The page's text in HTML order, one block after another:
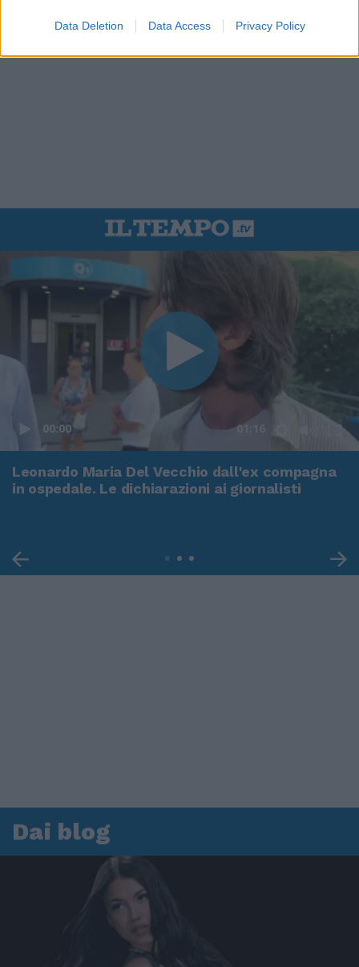
Data Deletion Data Access Privacy Policy
00:00 01:16
Leonardo Maria Del Vecchio dall'ex compagna
in ospedale. Le dichiarazioni ai giornalisti
Dai blog